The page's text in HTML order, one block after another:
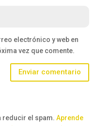
electrónico y web en
vez que comente.
Enviar comentario
reducir el spam. Aprende